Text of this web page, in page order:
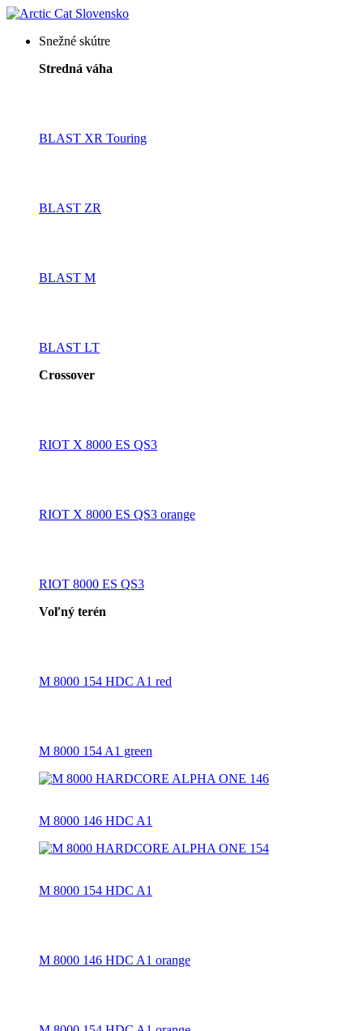
Snežné skútre
Stredná váha
BLAST XR Touring
BLAST ZR
BLAST M
BLAST LT
Crossover
RIOT X 8000 ES QS3
RIOT X 8000 ES QS3 orange
RIOT 8000 ES QS3
Voľný terén
M 8000 154 HDC A1 red
M 8000 154 A1 green
M 8000 146 HDC A1
M 8000 154 HDC A1
M 8000 146 HDC A1 orange